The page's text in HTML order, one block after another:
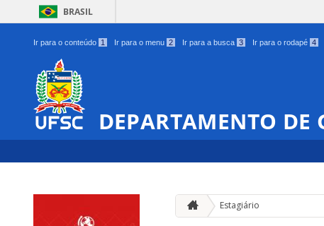
BRASIL
Ir para o conteúdo 1 Ir para o menu 2 Ir para a busca 3 Ir para o rodapé 4
DEPARTAMENTO DE
Estagiário